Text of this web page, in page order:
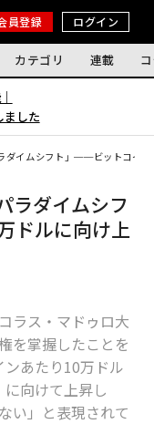
員登録 ログイン
カテゴリ 連載
ました
ダイムシフト」──ビットコイ
ラダイムシフ
ドルに向け上
ラス・マドゥロ大
を掌握したことを
あたり10万ドル
に向けて上昇し
い」と表現されて